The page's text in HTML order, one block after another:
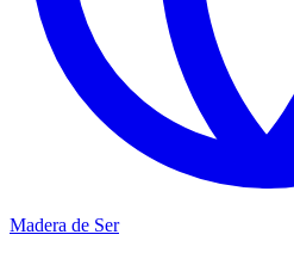
Madera de Ser